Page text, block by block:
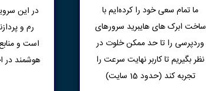
ما تمام سعی خود را کرده‌ایم با
ساخت ابرک های هایبرید سرورهای
وردپرسی را تا حد ممکن خلوت در
نظر بگیریم تا کاربر نهایت سرعت را
تجربه کند (حدود 15 سایت)
در این
رم و
است و
هوشمند در